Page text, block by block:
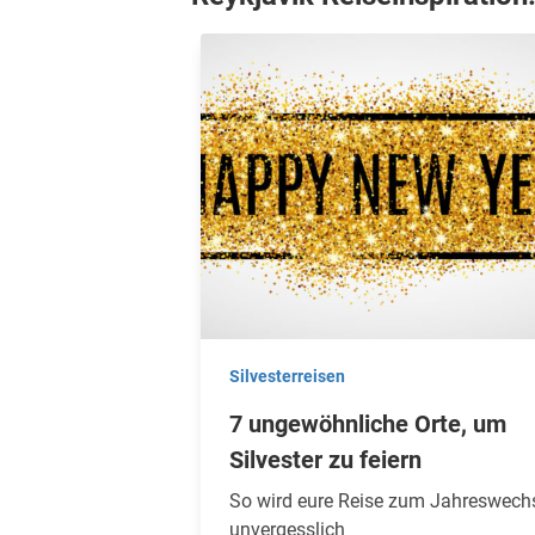
Silvesterreisen
7 ungewöhnliche Orte, um
Silvester zu feiern
So wird eure Reise zum
unvergesslich